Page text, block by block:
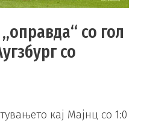
со гол
со
кај Мајнц со 1:0